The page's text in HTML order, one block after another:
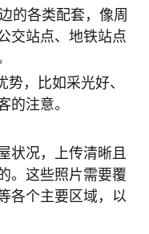
的各类配套，像周
交站点、地铁站点
，比如采光好、
的注意。
状况，上传清晰且
。这些照片需要覆
各个主要区域，以